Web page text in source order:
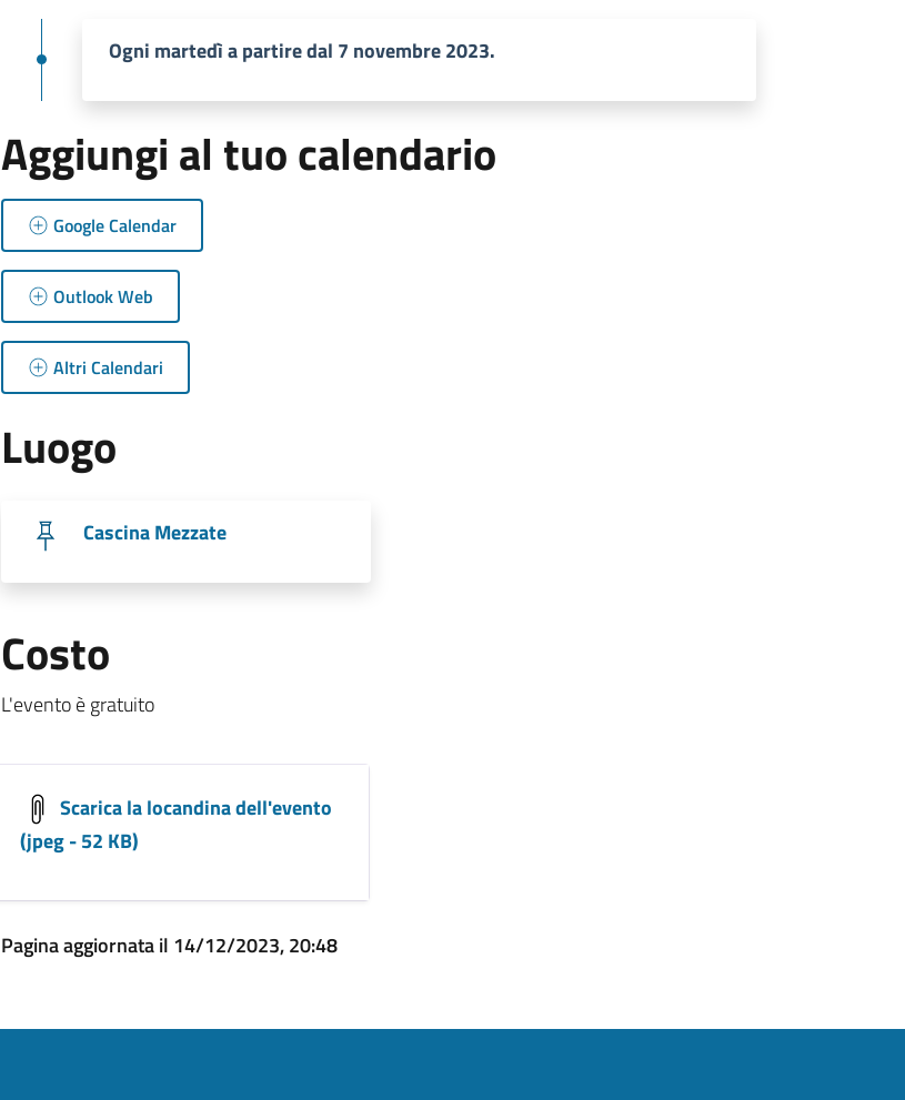
Ogni martedì a partire dal 7 novembre 2023.
Aggiungi al tuo calendario
Google Calendar
Outlook Web
Altri Calendari
Luogo
Cascina Mezzate
Costo
L'evento è gratuito
Scarica la locandina dell'evento
(jpeg - 52 KB)
Pagina aggiornata il 14/12/2023, 20:48